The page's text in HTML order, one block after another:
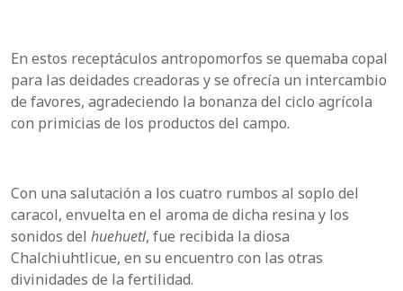
En estos receptáculos antropomorfos se quemaba copal
para las deidades creadoras y se ofrecía un intercambio
de favores, agradeciendo la bonanza del ciclo agrícola
con primicias de los productos del campo.
Con una salutación a los cuatro rumbos al soplo del
caracol, envuelta en el aroma de dicha resina y los
sonidos del huehuetl, fue recibida la diosa
Chalchiuhtlicue, en su encuentro con las otras
divinidades de la fertilidad.